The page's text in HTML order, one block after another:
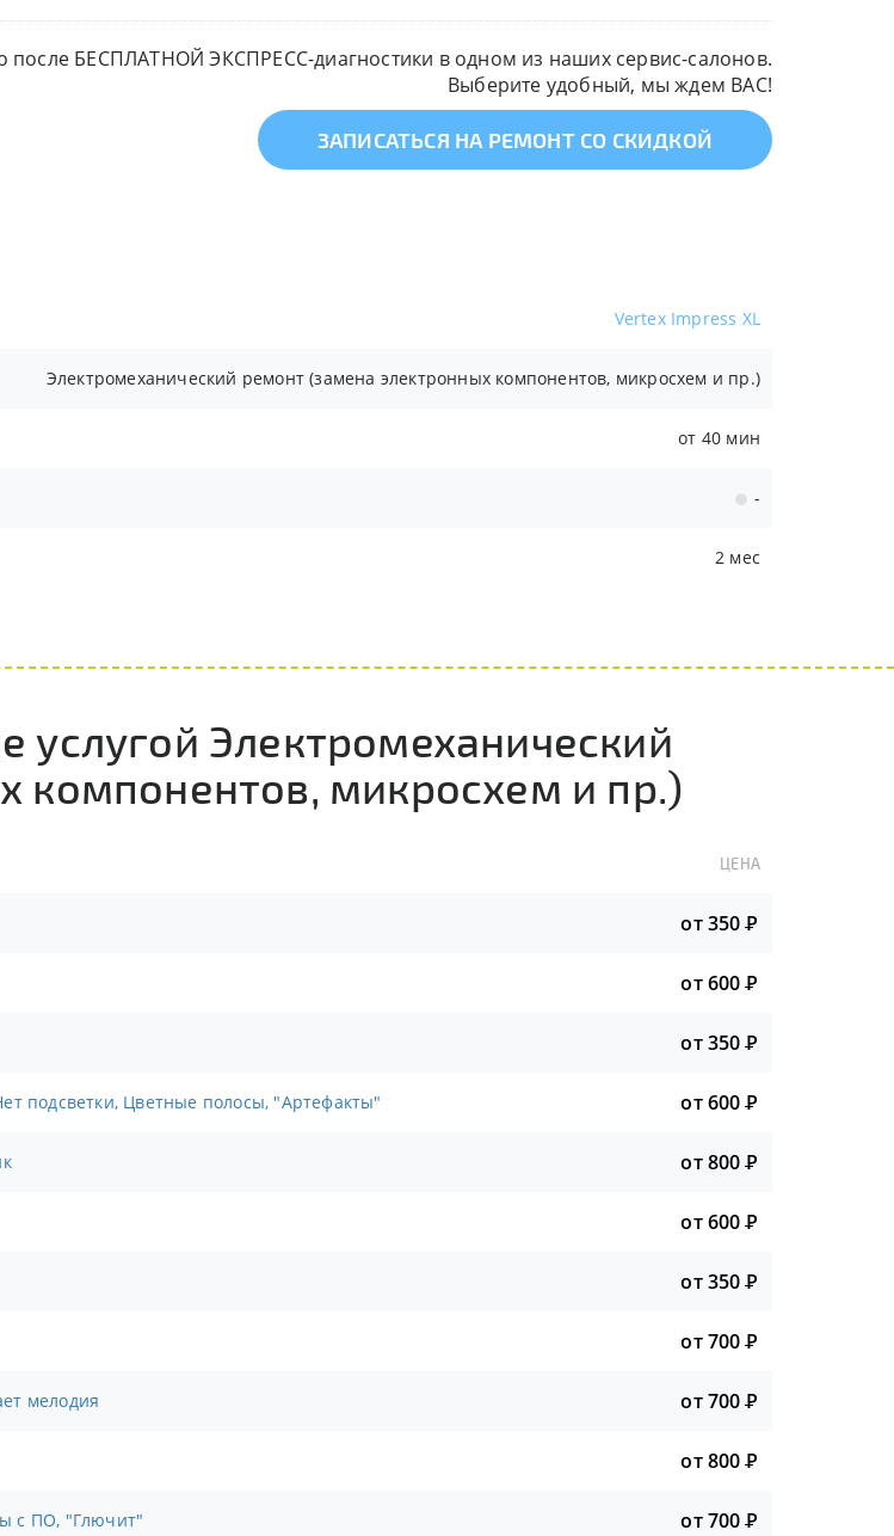
после БЕСПЛАТНОЙ ЭКСПРЕСС-диагностики в одном из наших сервис-салонов.
Выберите удобный, мы ждем ВАС!
ЗАПИСАТЬСЯ НА РЕМОНТ СО СКИДКОЙ
Vertex Impress XL
Электромеханический ремонт (замена электронных компонентов, микросхем и пр.)
от 40 мин
-
2 мес
услугой Электромеханический
компонентов, микросхем и пр.)
ЦЕНА
от 350Р
от 600Р
от 350Р
подсветки, Цветные полосы, "Артефакты" от 600Р
от 800Р
от 600Р
от 350Р
от 700Р
мелодия от 700Р
от 800Р
с ПО, "Глючит" от 700Р